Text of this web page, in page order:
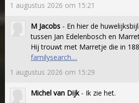
1 augustus 2026 om 15:21
M Jacobs - En hier de
tussen Jan Edelenbosch en
Hij trouwt met Marretje die in
familysearch....
1 augustus 2026 om 15:29
Michel van Dijk- Ik zie het.